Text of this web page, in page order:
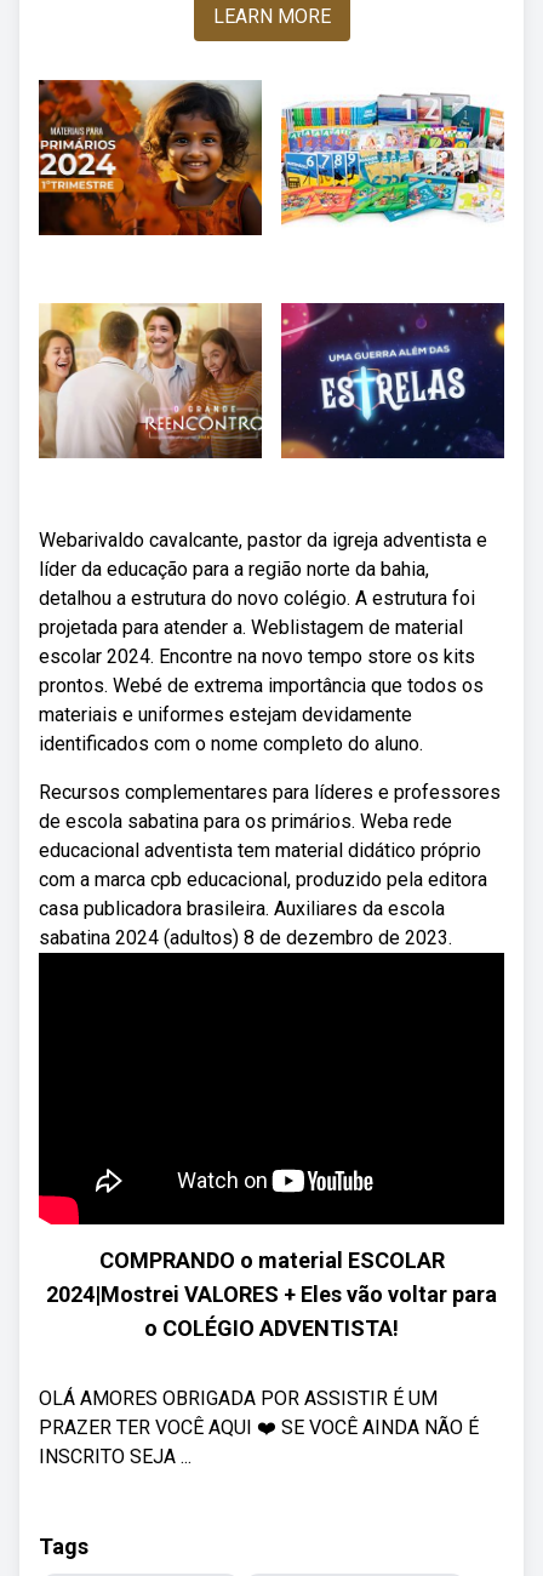
LEARN MORE
Webarivaldo cavalcante, pastor da igreja adventista e
líder da educação para a região norte da bahia,
detalhou a estrutura do novo colégio. A estrutura foi
projetada para atender a. Weblistagem de material
escolar 2024. Encontre na novo tempo store os kits
prontos. Webé de extrema importância que todos os
materiais e uniformes estejam devidamente
identificados com o nome completo do aluno.
Recursos complementares para líderes e professores
de escola sabatina para os primários. Weba rede
educacional adventista tem material didático próprio
com a marca cpb educacional, produzido pela editora
casa publicadora brasileira. Auxiliares da escola
sabatina 2024 (adultos) 8 de dezembro de 2023.
COMPRANDO o material ESCOLAR
2024|Mostrei VALORES + Eles vão voltar para
o COLÉGIO ADVENTISTA!
OLÁ AMORES OBRIGADA POR ASSISTIR É UM
PRAZER TER VOCÊ AQUI ❤️ SE VOCÊ AINDA NÃO É
INSCRITO SEJA ...
Tags